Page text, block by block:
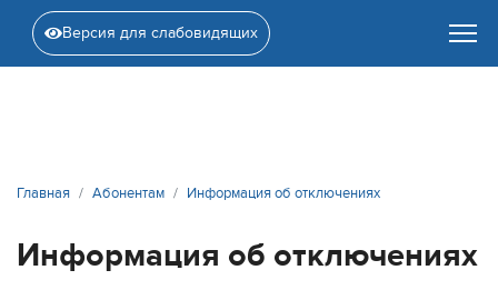
Версия для слабовидящих
Главная Абонентам Информация об отключениях
Информация об отключениях